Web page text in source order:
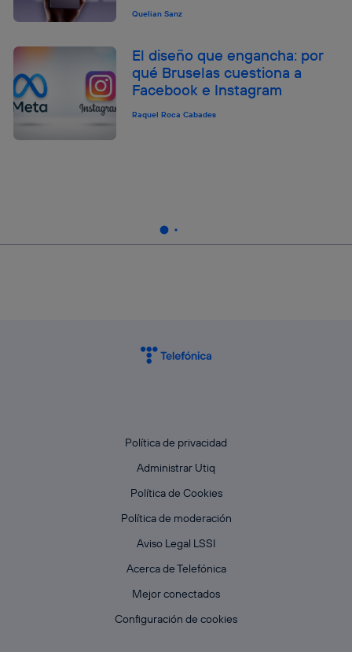
Quelian Sanz
El diseño que engancha: por
qué Bruselas cuestiona a
Facebook e Instagram
Raquel Roca Cabades
Política de privacidad
Administrar Utiq
Política de Cookies
Política de moderación
Aviso Legal LSSI
Acerca de Telefónica
Mejor conectados
Configuración de cookies